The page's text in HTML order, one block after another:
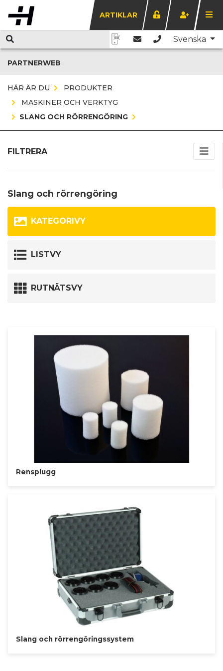
ARTIKLAR
Svenska
PARTNERWEB
HÄR ÄR DU
PRODUKTER
MASKINER OCH VERKTYG
SLANG OCH RÖRRENGÖRING
FILTRERA
Slang och rörrengöring
KATEGORIVY
LISTVY
RUTNÄTSVY
Rensplugg
Slang och rörrengöringssystem